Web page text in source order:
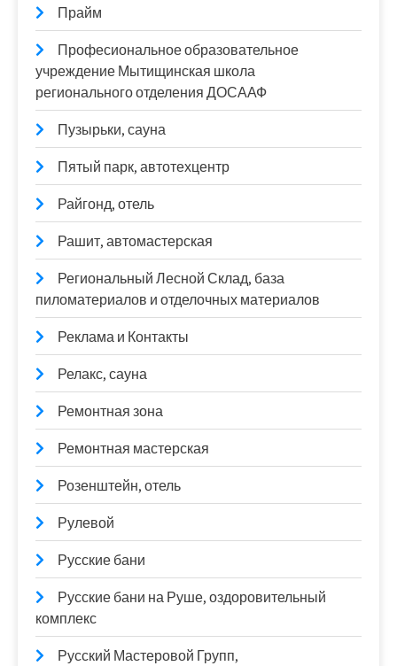
Прайм
Професиональное образовательное
учреждение Мытищинская школа
регионального отделения ДОСААФ
Пузырьки, сауна
Пятый парк, автотехцентр
Райгонд, отель
Рашит, автомастерская
Региональный Лесной Склад, база
пиломатериалов и отделочных материалов
Реклама и Контакты
Релакс, сауна
Ремонтная зона
Ремонтная мастерская
Розенштейн, отель
Рулевой
Русские бани
Русские бани на Руше, оздоровительный
комплекс
Русский Мастеровой Групп,